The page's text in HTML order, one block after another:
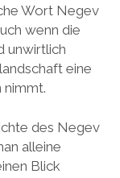
Wort Negev
wenn die
unwirtlich
eine
nimmt.
des Negev
alleine
Blick